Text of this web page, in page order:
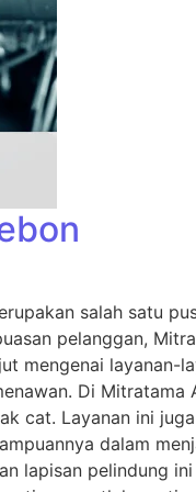
salah satu
pelanggan,
mengenai
Di
cat. Layanan ini
dalam
lapisan pelindung